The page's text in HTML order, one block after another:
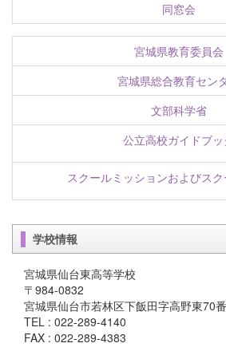
同窓会
宮城県教育委員会
宮城県総合教育セン
文部科学省
公立高校ガイドブッ
スクールミッションおよびス
学校情報
宮城県仙台東高等学校
〒984-0832
宮城県仙台市若林区下飯田字高野東70
TEL : 022-289-4140
FAX : 022-289-4383